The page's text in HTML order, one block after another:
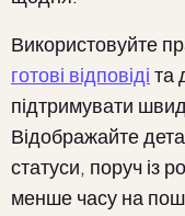
Використовуйте
готові відповіді та
підтримувати
Відображайте
статуси, поруч із
менше часу на